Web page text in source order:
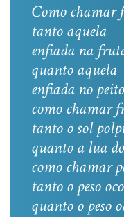
Como chamar
tanto aquela
enfiada na
quanto aquela
enfiada no
como chamar
tanto o sol
quanto a lua
como chamar
tanto o peso
quanto o peso